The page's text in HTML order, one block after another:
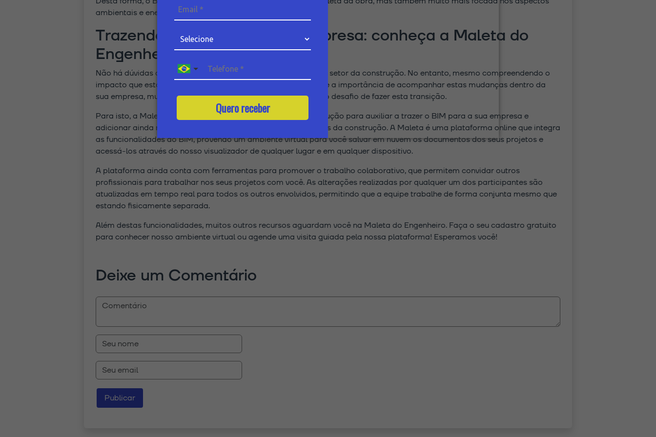
Quero receber
ambientais e energéticos.
Trazendo o BIM para a sua empresa: conheça a Maleta do
Engenheiro
Não há dúvidas de que a tecnologia BIM está transformando o setor da construção. No entanto, mesmo compreendendo o
impacto que esta nova forma de fazer obras tem no mercado e a importância de acompanhar estas mudanças dentro da
sua empresa, muitos profissionais enfrentam com dificuldade o desafio de fazer esta transição.
Para isto, a Maleta do Engenheiro se apresenta como uma solução para auxiliar a trazer o BIM para a sua empresa e
adicionar ainda mais facilidades para a rotina dos profissionais da construção. A Maleta é uma plataforma online que integra
as funcionalidades do BIM, provendo um ambiente virtual para você salvar em nuvem os documentos dos seus projetos e
acessá-los através do nosso visualizador de qualquer lugar e em qualquer dispositivo.
A plataforma ainda conta com ferramentas para promover o trabalho colaborativo, que permitem convidar outros
profissionais para trabalhar nos seus projetos com você. As alterações realizadas por qualquer um dos participantes são
atualizadas em tempo real para todos os outros envolvidos, permitindo que a equipe trabalhe de forma conjunta mesmo que
estando fisicamente separada.
Além destas funcionalidades, muitos outros recursos aguardam você na Maleta do Engenheiro. Faça o seu cadastro gratuito
para conhecer nosso ambiente virtual ou agende uma visita guiada pela nossa plataforma! Esperamos você!
Deixe um Comentário